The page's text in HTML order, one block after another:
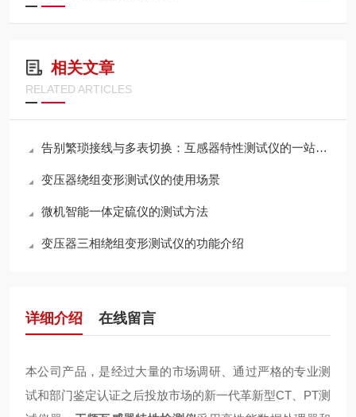
相关文章
RELATED ARTICLES
告别繁琐接线与多表切换：互感器特性测试仪的一站式检测逻辑解析
变压器绕组变形测试仪的使用场景
微机智能一体定硫仪的测试方法
变压器三相绕组变形测试仪的功能介绍
详细介绍 在线留言
本公司产品，是经过大量的市场调研、通过严格的专业测
试和部门鉴定认证之后投放市场的新一代革新型CT、PT测